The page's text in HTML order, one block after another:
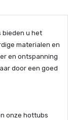
bieden u het
materialen en
en ontspanning
door een goed
onze hottubs